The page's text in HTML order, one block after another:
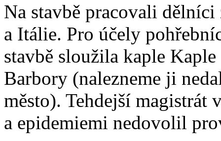
Na stavbě pracovali
a Itálie. Pro účely
stavbě sloužila kaple
Barbory (nalezneme ji
město). Tehdejší magistrát
a epidemiemi nedovolil